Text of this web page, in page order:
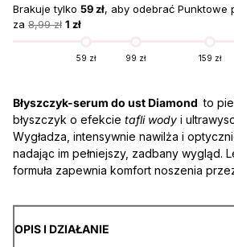
Brakuje tylko 59 zł, aby odebrać Punktowe
za 8,99 zł 1 zł
59 zł 99 zł 159 zł
Błyszczyk-serum do ust Diamond to
błyszczyk o efekcie tafli wody i
Wygładza, intensywnie nawilża i
nadając im pełniejszy, zadbany wygląd.
formuła zapewnia komfort noszenia
OPIS I DZIAŁANIE